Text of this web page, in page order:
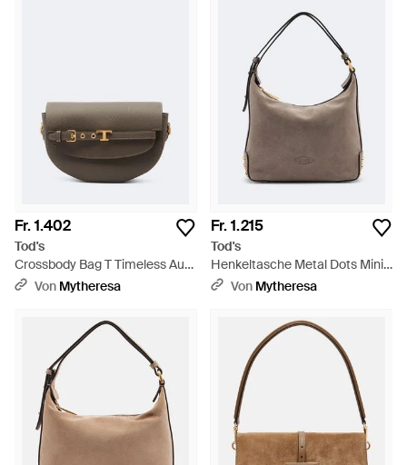
modernen Luxus steht. Heute sind Produkte von Tod's überall
auf der Welt für ihr luxuriöses Leder, sorgfältige Kunstfertigkeit
und führende Designs bekannt. Die Schultertaschen von Tod's
sind eine ausgezeichnete Investition für die kommende
Saison. Weltbekannt für luxuriöses Leder in vielfältigen
Farbtönen und ausgefeilten Details, ist jedes wesentliche
Design zweifellos eine Schönheit. Zeitlos stilvoll, wird jede
sofort erkennbare Schultertasche die Jahreszeiten
überdauern und Ihrem Outfit einen Hauch von Klasse
verleihen. Schauen Sie sich heute noch diese Ausgabe der
Fr. 1.402
Tod's
Crossbody Bag T Timeless Aus
Leder - Braun
Von Mytheresa
Fr. 1.215
Tod's
Henkeltasche Metal Dots Mini
Aus Veloursleder - Grau
Von Mytheresa